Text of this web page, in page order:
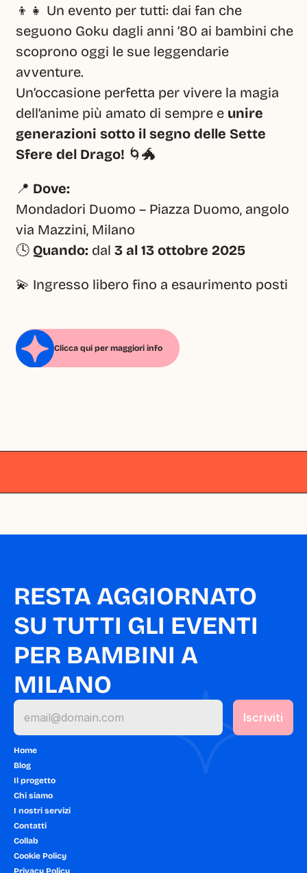
👦👧 Un evento per tutti: dai fan che
seguono Goku dagli anni ’80 ai bambini che
scoprono oggi le sue leggendarie
avventure.
Un’occasione perfetta per vivere la magia
dell’anime più amato di sempre e unire
generazioni sotto il segno delle Sette
Sfere del Drago! 🌀🐲
📍 Dove:
Mondadori Duomo – Piazza Duomo, angolo
via Mazzini, Milano
🕓 Quando: dal 3 al 13 ottobre 2025
💫 Ingresso libero fino a esaurimento posti
Clicca qui per maggiori info
RESTA AGGIORNATO
SU TUTTI GLI EVENTI
PER BAMBINI A
MILANO
Home
Blog
Il progetto
Chi siamo
I nostri servizi
Contatti
Collab
Cookie Policy
Privacy Policy